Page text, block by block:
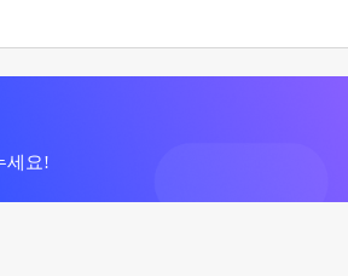
세요!